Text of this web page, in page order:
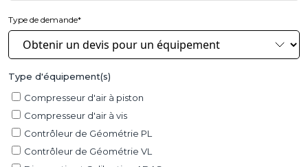
Type de demande*